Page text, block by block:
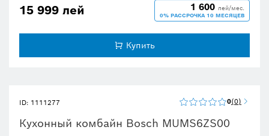
Долгое удовольствие от использования техники
: элегантный и
прочный корпус полностью из металла с высококачественными
7 скоростных режимов и функция импульсного режима (Pulse):
лёгкое и удобное поднятие и опускание миксерной
головы.
15 999 лей 1 600 лей/мес.
0% РАССРОЧКА 10 МЕСЯЦЕВ
Купить
ID: 1111277 0 0
Кухонный комбайн Bosch MUMS6ZS00